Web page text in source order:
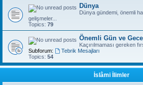
Dünya
Dünya gündemi, önemli
gelişmeler...
Topics: 79
Önemli Gün ve
Kaçırılmaması gereken
Subforum:
Tebrik Mesajları
Topics: 54
İslâmi İlimler